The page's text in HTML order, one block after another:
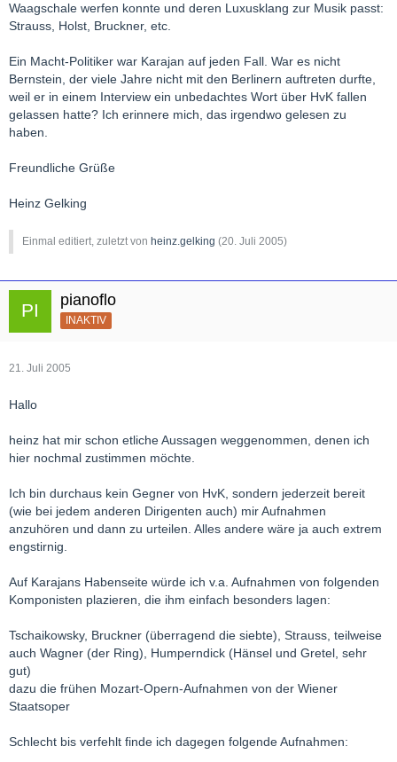
Waagschale werfen konnte und deren Luxusklang zur Musik passt:
Strauss, Holst, Bruckner, etc.
Ein Macht-Politiker war Karajan auf jeden Fall. War es nicht
Bernstein, der viele Jahre nicht mit den Berlinern auftreten durfte,
weil er in einem Interview ein unbedachtes Wort über HvK fallen
gelassen hatte? Ich erinnere mich, das irgendwo gelesen zu
haben.
Freundliche Grüße
Heinz Gelking
Einmal editiert, zuletzt von heinz.gelking (20. Juli 2005)
pianoflo
INAKTIV
21. Juli 2005
Hallo
heinz hat mir schon etliche Aussagen weggenommen, denen ich
hier nochmal zustimmen möchte.
Ich bin durchaus kein Gegner von HvK, sondern jederzeit bereit
(wie bei jedem anderen Dirigenten auch) mir Aufnahmen
anzuhören und dann zu urteilen. Alles andere wäre ja auch extrem
engstirnig.
Auf Karajans Habenseite würde ich v.a. Aufnahmen von folgenden
Komponisten plazieren, die ihm einfach besonders lagen:
Tschaikowsky, Bruckner (überragend die siebte), Strauss, teilweise
auch Wagner (der Ring), Humperndick (Hänsel und Gretel, sehr
gut)
dazu die frühen Mozart-Opern-Aufnahmen von der Wiener
Staatsoper
Schlecht bis verfehlt finde ich dagegen folgende Aufnahmen: